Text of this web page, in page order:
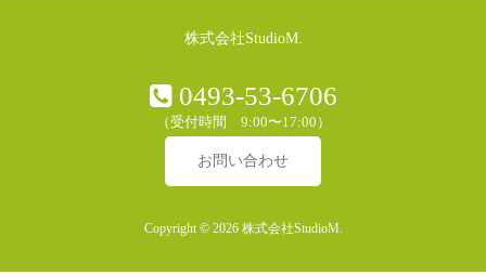
株式会社StudioM.
0493-53-6706
（受付時間 9:00〜17:00）
お問い合わせ
Copyright © 2026 株式会社StudioM.